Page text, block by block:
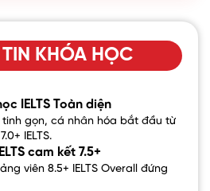
KHÓA HỌC
IELTS Toàn diện
tinh gọn, cá nhân hóa bắt đầu từ
IELTS.
cam kết 7.5+
viên 8.5+ IELTS Overall đứng